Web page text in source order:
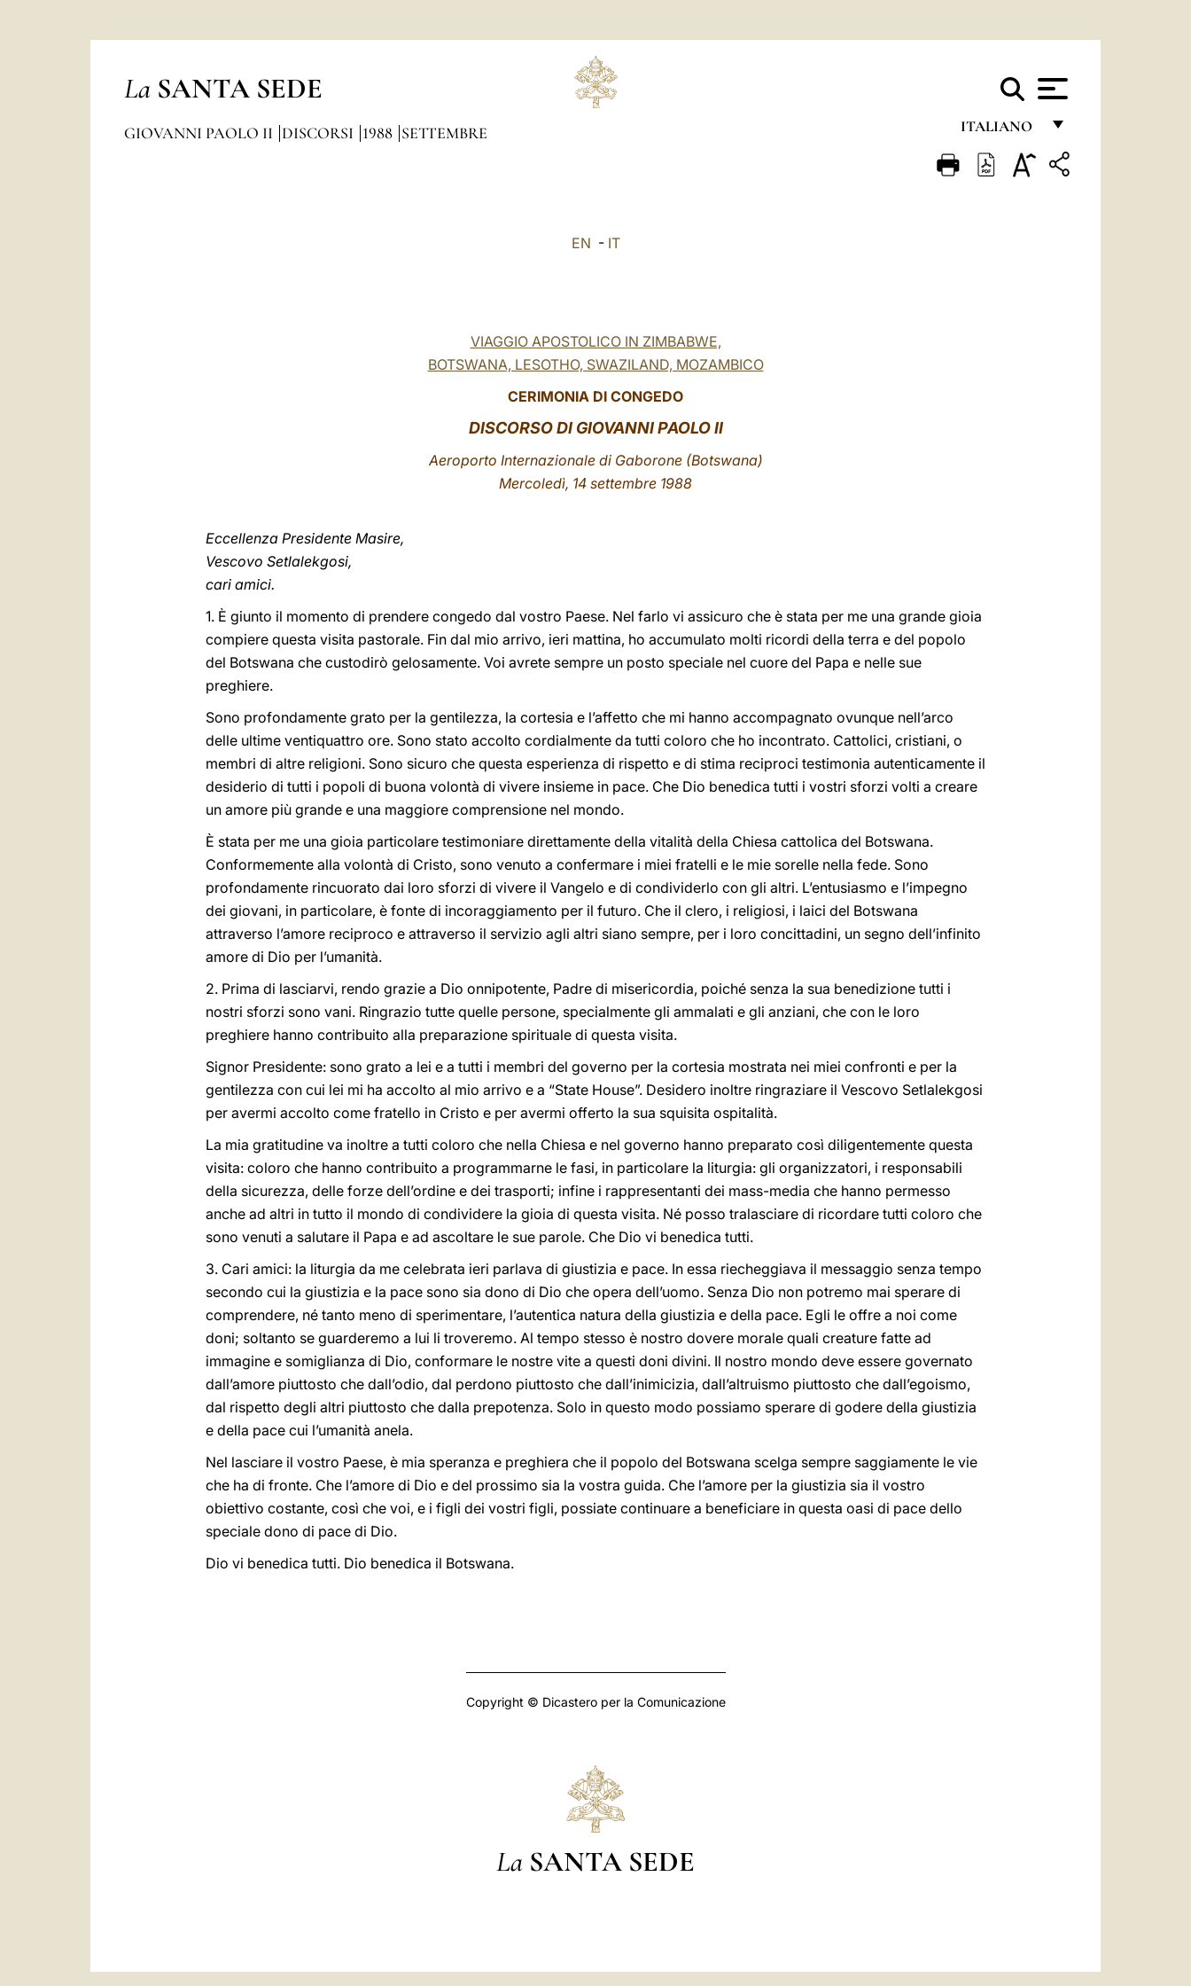
La SANTA SEDE
ITALIANO
FRANÇAIS
GIOVANNI PAOLO II DISCORSI 1988 SETTEMBRE
EN - IT
VIAGGIO APOSTOLICO IN ZIMBABWE,
BOTSWANA, LESOTHO, SWAZILAND, MOZAMBICO
CERIMONIA DI CONGEDO
DISCORSO DI GIOVANNI PAOLO II
Aeroporto Internazionale di Gaborone (Botswana)
Mercoledì, 14 settembre 1988
Eccellenza Presidente Masire,
Vescovo Setlalekgosi,
cari amici.
1. È giunto il momento di prendere congedo dal vostro Paese. Nel farlo vi assicuro che è stata per me una grande gioia
compiere questa visita pastorale. Fin dal mio arrivo, ieri mattina, ho accumulato molti ricordi della terra e del popolo
del Botswana che custodirò gelosamente. Voi avrete sempre un posto speciale nel cuore del Papa e nelle sue
preghiere.
Sono profondamente grato per la gentilezza, la cortesia e l’affetto che mi hanno accompagnato ovunque nell’arco
delle ultime ventiquattro ore. Sono stato accolto cordialmente da tutti coloro che ho incontrato. Cattolici, cristiani, o
membri di altre religioni. Sono sicuro che questa esperienza di rispetto e di stima reciproci testimonia autenticamente il
desiderio di tutti i popoli di buona volontà di vivere insieme in pace. Che Dio benedica tutti i vostri sforzi volti a creare
un amore più grande e una maggiore comprensione nel mondo.
È stata per me una gioia particolare testimoniare direttamente della vitalità della Chiesa cattolica del Botswana.
Conformemente alla volontà di Cristo, sono venuto a confermare i miei fratelli e le mie sorelle nella fede. Sono
profondamente rincuorato dai loro sforzi di vivere il Vangelo e di condividerlo con gli altri. L’entusiasmo e l’impegno
dei giovani, in particolare, è fonte di incoraggiamento per il futuro. Che il clero, i religiosi, i laici del Botswana
attraverso l’amore reciproco e attraverso il servizio agli altri siano sempre, per i loro concittadini, un segno dell’infinito
amore di Dio per l’umanità.
2. Prima di lasciarvi, rendo grazie a Dio onnipotente, Padre di misericordia, poiché senza la sua benedizione tutti i
nostri sforzi sono vani. Ringrazio tutte quelle persone, specialmente gli ammalati e gli anziani, che con le loro
preghiere hanno contribuito alla preparazione spirituale di questa visita.
Signor Presidente: sono grato a lei e a tutti i membri del governo per la cortesia mostrata nei miei confronti e per la
gentilezza con cui lei mi ha accolto al mio arrivo e a “State House”. Desidero inoltre ringraziare il Vescovo Setlalekgosi
per avermi accolto come fratello in Cristo e per avermi offerto la sua squisita ospitalità.
La mia gratitudine va inoltre a tutti coloro che nella Chiesa e nel governo hanno preparato così diligentemente questa
visita: coloro che hanno contribuito a programmarne le fasi, in particolare la liturgia: gli organizzatori, i responsabili
della sicurezza, delle forze dell’ordine e dei trasporti; infine i rappresentanti dei mass-media che hanno permesso
anche ad altri in tutto il mondo di condividere la gioia di questa visita. Né posso tralasciare di ricordare tutti coloro che
sono venuti a salutare il Papa e ad ascoltare le sue parole. Che Dio vi benedica tutti.
3. Cari amici: la liturgia da me celebrata ieri parlava di giustizia e pace. In essa riecheggiava il messaggio senza tempo
secondo cui la giustizia e la pace sono sia dono di Dio che opera dell’uomo. Senza Dio non potremo mai sperare di
comprendere, né tanto meno di sperimentare, l’autentica natura della giustizia e della pace. Egli le offre a noi come
doni; soltanto se guarderemo a lui li troveremo. Al tempo stesso è nostro dovere morale quali creature fatte ad
immagine e somiglianza di Dio, conformare le nostre vite a questi doni divini. Il nostro mondo deve essere governato
dall’amore piuttosto che dall’odio, dal perdono piuttosto che dall’inimicizia, dall’altruismo piuttosto che dall’egoismo,
dal rispetto degli altri piuttosto che dalla prepotenza. Solo in questo modo possiamo sperare di godere della giustizia
e della pace cui l’umanità anela.
Nel lasciare il vostro Paese, è mia speranza e preghiera che il popolo del Botswana scelga sempre saggiamente le vie
che ha di fronte. Che l’amore di Dio e del prossimo sia la vostra guida. Che l’amore per la giustizia sia il vostro
obiettivo costante, così che voi, e i figli dei vostri figli, possiate continuare a beneficiare in questa oasi di pace dello
speciale dono di pace di Dio.
Dio vi benedica tutti. Dio benedica il Botswana.
Copyright © Dicastero per la Comunicazione
La SANTA SEDE